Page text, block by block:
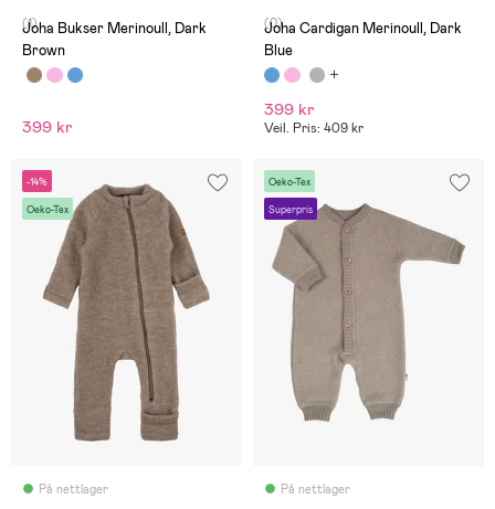
(1)
Joha Bukser Merinoull, Dark
Brown
399 kr
(0)
Joha Cardigan Merinoull, Dark
Blue
399 kr
Veil. Pris: 409 kr
-14%
Oeko-Tex
På nettlager
Oeko-Tex
Superpris
På nettlager